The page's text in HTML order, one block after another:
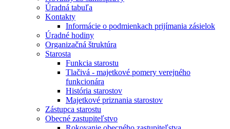
Úradná tabuľa
Kontakty
Informácie o podmienkach prijímania zásielok
Úradné hodiny
Organizačná štruktúra
Starosta
Funkcia starostu
Tlačivá - majetkové pomery verejného
funkcionára
História starostov
Majetkové priznania starostov
Zástupca starostu
Obecné zastupiteľstvo